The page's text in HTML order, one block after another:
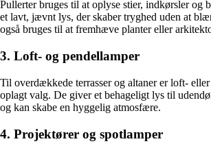
Pullerter bruges til at oplyse stier, indkørsler og
et lavt, jævnt lys, der skaber tryghed uden at
også bruges til at fremhæve planter eller
3. Loft- og pendellamper
Til overdækkede terrasser og altaner er loft-
oplagt valg. De giver et behageligt lys til
og kan skabe en hyggelig atmosfære.
4. Projektører og spotlamper